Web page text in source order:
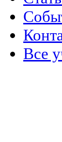
Все